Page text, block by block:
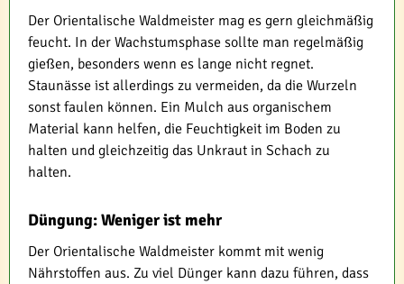
Der Orientalische Waldmeister mag es gern gleichmäßig
feucht. In der Wachstumsphase sollte man regelmäßig
gießen, besonders wenn es lange nicht regnet.
Staunässe ist allerdings zu vermeiden, da die Wurzeln
sonst faulen können. Ein Mulch aus organischem
Material kann helfen, die Feuchtigkeit im Boden zu
halten und gleichzeitig das Unkraut in Schach zu
halten.
Düngung: Weniger ist mehr
Der Orientalische Waldmeister kommt mit wenig
Nährstoffen aus. Zu viel Dünger kann dazu führen, dass